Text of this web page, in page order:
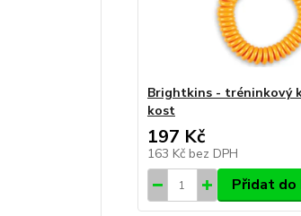
Brightkins - tréninkový
kost
197 Kč
163 Kč bez DPH
Přidat do